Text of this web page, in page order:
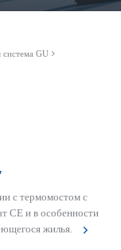
GU
с термомо­стом с
CE и в особенности
жилья.